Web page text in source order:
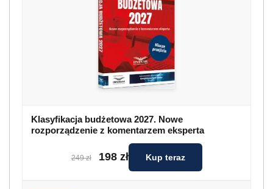
Klasyfikacja budżetowa 2027. Nowe
rozporządzenie z komentarzem eksperta
249 zł 198 zł Kup teraz